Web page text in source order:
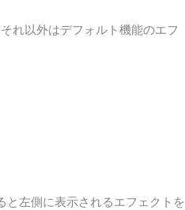
れ以外はデフォルト機能のエフ
左側に表示されるエフェクトを